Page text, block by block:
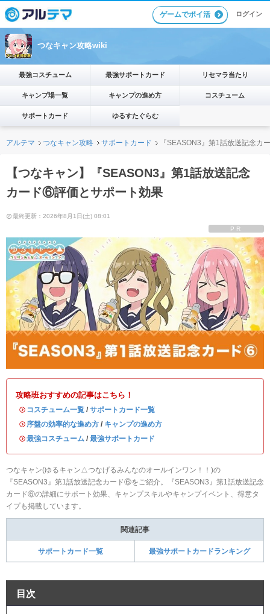
ゲームでポイ活 ログイン
つなキャン攻略wiki
最強コスチューム 最強サポートカード リセマラ当たり
キャンプ場一覧 キャンプの進め方 コスチューム
サポートカード ゆるすたぐらむ
アルテマ つなキャン攻略 サポートカード 『SEASON3』第1話放送記念
【つなキャン】『SEASON3』第1話放送記念
カード⑥評価とサポート効果
最終更新：2026年8月1日(土) 08:01
PR
攻略班おすすめの記事はこちら！
・ コスチューム一覧 / サポートカード一覧
・ 序盤の効率的な進め方 / キャンプの進め方
・最強コスチューム / 最強サポートカード
つなキャン(ゆるキャン△つなげるみんなのオールインワン！！)の
『SEASON3』第1話放送記念カード⑥をご紹介。『SEASON3』第1話放送記念
カード⑥の詳細にサポート効果、キャンプスキルやキャンプイベント、得意タ
イプも掲載しています。
関連記事
サポートカード一覧 最強サポートカードランキング
目次